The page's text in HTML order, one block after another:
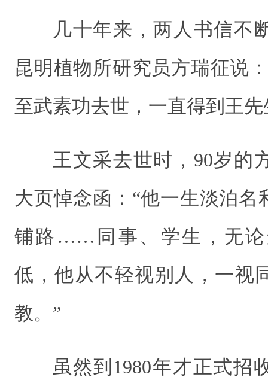
几十年来，两人书信不
昆明植物所研究员方瑞征说
至武素功去世，一直得到王
王文采去世时，90岁的
大页悼念函：“他一生淡泊名
铺路……同事、学生，无论
低，他从不轻视别人，一视
教。”
虽然到1980年才正式招